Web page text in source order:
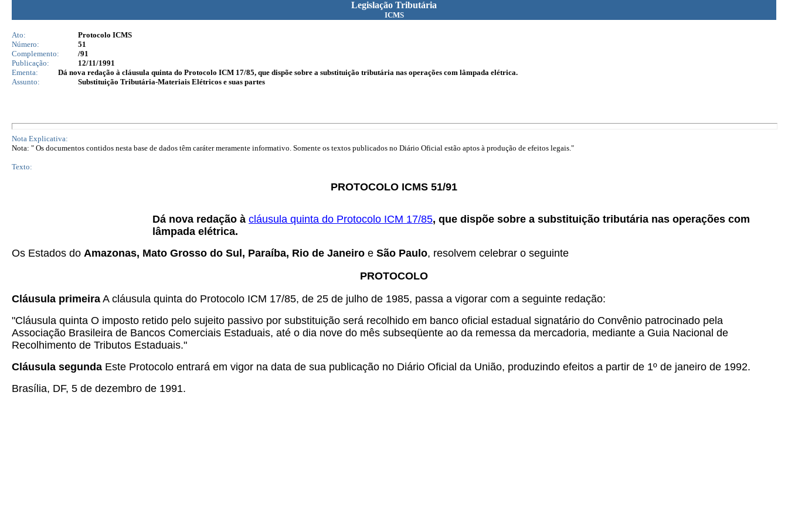
Legislação Tributária
ICMS
Ato:
Protocolo ICMS
Número:
51
Complemento:
/91
Publicação:
12/11/1991
Ementa:
Dá nova redação à cláusula quinta do Protocolo ICM 17/85, que dispõe sobre a substituição tributária nas operações com lâmpada elétrica.
Assunto:
Substituição Tributária-Materiais Elétricos e suas partes
Nota Explicativa:
Nota: " Os documentos contidos nesta base de dados têm caráter meramente informativo. Somente os textos publicados no Diário Oficial estão aptos à produção de efeitos legais."
Texto:
PROTOCOLO ICMS 51/91
Dá nova redação à cláusula quinta do Protocolo ICM 17/85, que dispõe sobre a substituição tributária nas operações com
lâmpada elétrica.
Os Estados do Amazonas, Mato Grosso do Sul, Paraíba, Rio de Janeiro e São Paulo, resolvem celebrar o seguinte
PROTOCOLO
Cláusula primeira A cláusula quinta do Protocolo ICM 17/85, de 25 de julho de 1985, passa a vigorar com a seguinte redação:
"Cláusula quinta O imposto retido pelo sujeito passivo por substituição será recolhido em banco oficial estadual signatário do Convênio patrocinado pela
Associação Brasileira de Bancos Comerciais Estaduais, até o dia nove do mês subseqüente ao da remessa da mercadoria, mediante a Guia Nacional de
Recolhimento de Tributos Estaduais."
Cláusula segunda Este Protocolo entrará em vigor na data de sua publicação no Diário Oficial da União, produzindo efeitos a partir de 1º de janeiro de 1992.
Brasília, DF, 5 de dezembro de 1991.